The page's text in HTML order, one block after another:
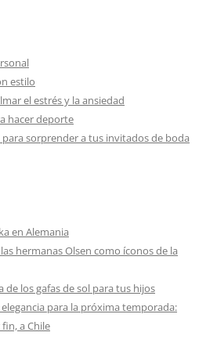
estilo
el estrés y la ansiedad
hacer deporte
sorprender a tus invitados de boda
en Alemania
hermanas Olsen como íconos de la
de los gafas de sol para tus hijos
elegancia para la próxima temporada:
a Chile